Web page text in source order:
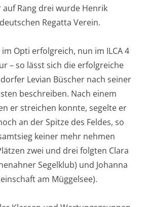
Rang drei wurde Henrik
Regatta Verein.
Opti erfolgreich, nun im ILCA 4
– so lässt sich die erfolgreiche
Levian Büscher nach seiner
beschreiben. Nach einem
er streichen konnte, segelte er
an der Spitze des Feldes, so
keiner mehr nehmen
zwei und drei folgten Clara
Segelklub) und Johanna
am Müggelsee).